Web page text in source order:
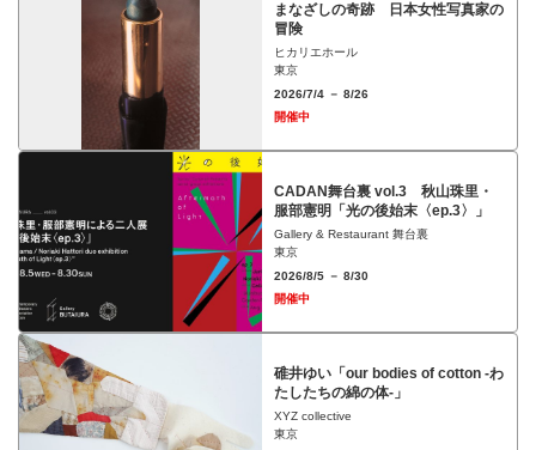
まなざしの奇跡 日本女性写真家の
冒険
ヒカリエホール
東京
2026/7/4 － 8/26
開催中
CADAN舞台裏 vol.3 秋山珠里・
服部憲明「光の後始末〈ep.3〉」
Gallery & Restaurant 舞台裏
東京
2026/8/5 － 8/30
開催中
碓井ゆい「our bodies of cotton -わ
たしたちの綿の体-」
XYZ collective
東京